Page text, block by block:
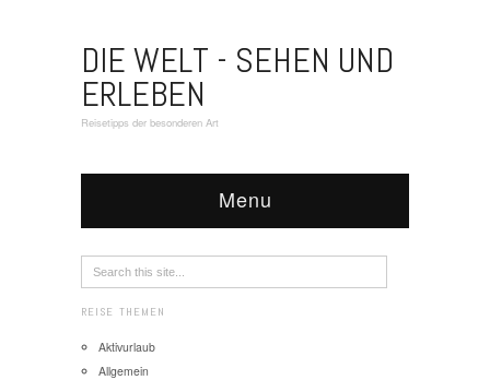
DIE WELT - SEHEN UND
ERLEBEN
Reisetipps der besonderen Art
Menu
REISE THEMEN
Aktivurlaub
Allgemein